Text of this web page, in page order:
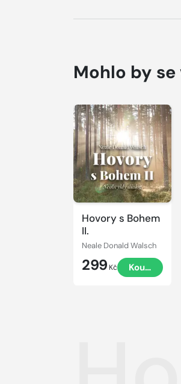
Mohlo by
Hovory s Bohem
II.
Neale Donald Walsch
299 Kč Koupit
Přehrát
ukázku